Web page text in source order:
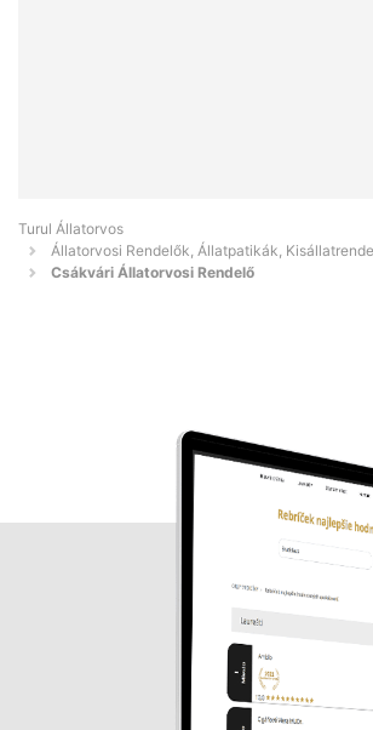
Turul Állatorvos
Állatorvosi Rendelők, Állatpatikák,
Csákvári Állatorvosi Rendelő